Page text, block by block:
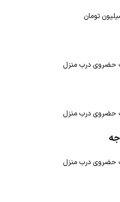
حضروی درب منزل
حضروی درب منزل
حضروی درب منزل